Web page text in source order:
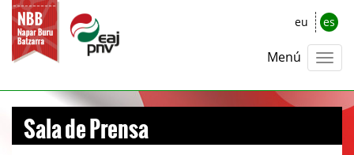
eu es
Menú
Sala de Prensa